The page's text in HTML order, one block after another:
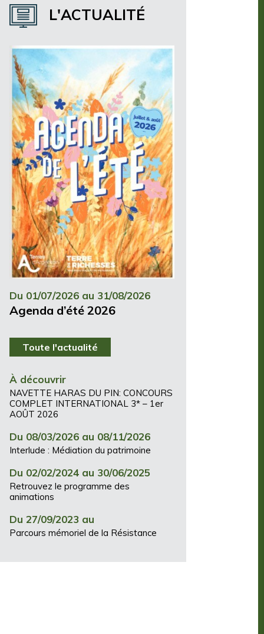
Où dormir ?
L'ACTUALITÉ
Du 01/07/2026 au 31/08/2026
Agenda d’été 2026
Toute l'actualité
À découvrir
NAVETTE HARAS DU PIN: CONCOURS
COMPLET INTERNATIONAL 3* – 1er
AOÛT 2026
Du 08/03/2026 au 08/11/2026
Interlude : Médiation du patrimoine
Du 02/02/2024 au 30/06/2025
Retrouvez le programme des
animations
Du 27/09/2023 au
Parcours mémoriel de la Résistance